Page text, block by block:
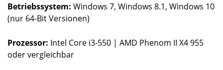
Betriebssystem: Windows 7, Windows 8.1, Windows 10
(nur 64-Bit Versionen)
Prozessor: Intel Core i3-550 | AMD Phenom II X4 955
oder vergleichbar